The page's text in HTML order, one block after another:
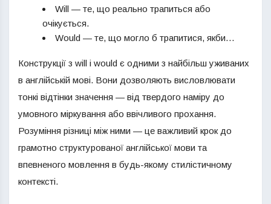
Will — те, що реально трапиться або
очікується.
Would — те, що могло б трапитися, якби…
Конструкції з will і would є одними з найбільш уживаних
в англійській мові. Вони дозволяють висловлювати
тонкі відтінки значення — від твердого наміру до
умовного міркування або ввічливого прохання.
Розуміння різниці між ними — це важливий крок до
грамотно структурованої англійської мови та
впевненого мовлення в будь-якому стилістичному
контексті.